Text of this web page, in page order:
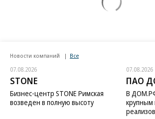
Новости компаний Все
07.08.2026
STONE
Бизнес-центр STONE Римская
возведен в полную высоту
07.08.2026
ПАО
В ДОМ.РФ
крупным